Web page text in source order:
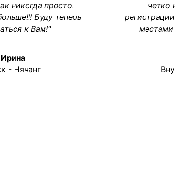
никогда просто.
Буду теперь
к Вам!"
Ирина
- Нячанг
четко
местами